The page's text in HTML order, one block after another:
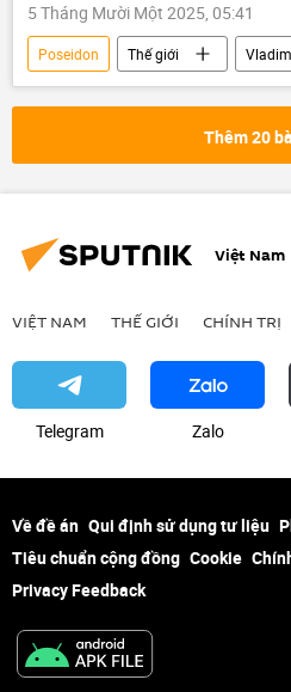
5 Tháng Mười Một 2025, 05:41
Poseidon Thế giới
Nga
Quân sự
Thêm 20
Việt Nam
VIỆT NAM THẾ GIỚI CHÍNH TRỊ
Telegram Zalo
Về đề án Qui định sử dụng tư liệu
Tiêu chuẩn cộng đồng Cookie
Privacy Feedback